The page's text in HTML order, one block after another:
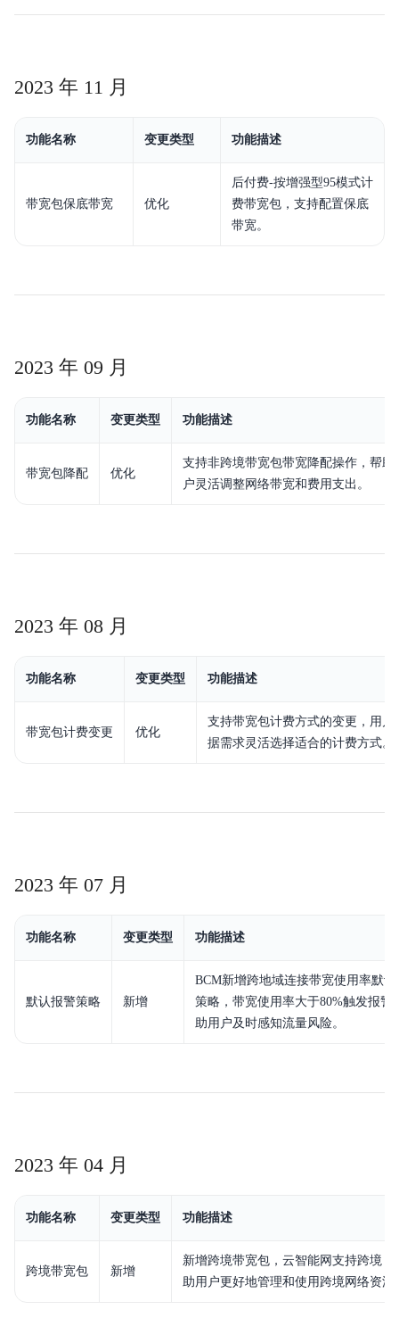
2023 年 11 月
功能名称 变更类型 功能描述
带宽包保底带宽 优化
后付费-按增强型95模式计
费带宽包，支持配置保底
带宽。
2023 年 09 月
功能名称 变更类型 功能描述
带宽包降配 优化
支持非跨境带宽包带宽降配操作，帮助
户灵活调整网络带宽和费用支出。
2023 年 08 月
功能名称 变更类型 功能描述
带宽包计费变更 优化
支持带宽包计费方式的变更，用户
据需求灵活选择适合的计费方式。
2023 年 07 月
功能名称 变更类型 功能描述
默认报警策略 新增
BCM新增跨地域连接带宽使用率默认
策略，带宽使用率大于80%触发报警
助用户及时感知流量风险。
2023 年 04 月
功能名称 变更类型 功能描述
跨境带宽包 新增
新增跨境带宽包，云智能网支持跨境，
助用户更好地管理和使用跨境网络资源